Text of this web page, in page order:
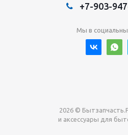
+7-903-
Мы в
2026 ©
и аксессуары для